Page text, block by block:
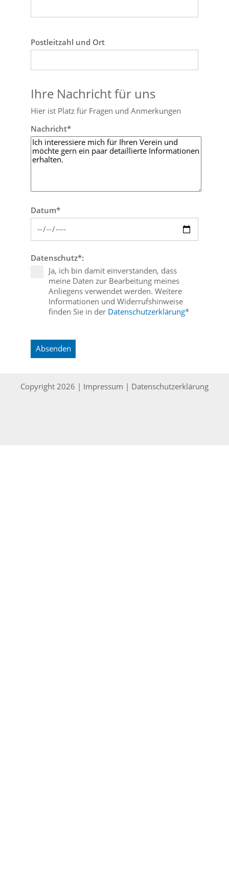
Postleitzahl und Ort
Ihre Nachricht für uns
Hier ist Platz für Fragen und Anmerkungen
Nachricht*
Datum*
Datenschutz*:
Ja, ich bin damit einverstanden, dass
meine Daten zur Bearbeitung meines
Anliegens verwendet werden. Weitere
Informationen und Widerrufshinweise
finden Sie in der Datenschutzerklärung*
Absenden
Copyright 2026 | Impressum | Datenschutzerklärung